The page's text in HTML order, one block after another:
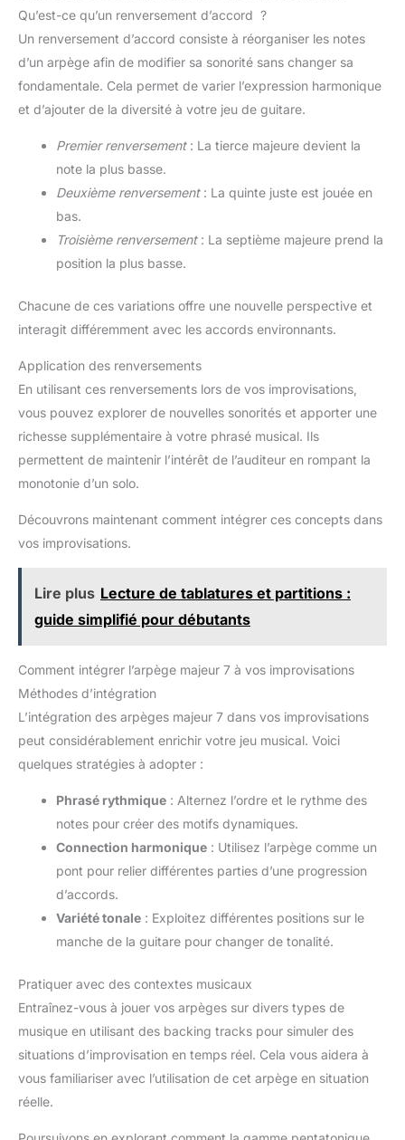
Qu’est-ce qu’un renversement d’accord ?
Un renversement d’accord consiste à réorganiser les notes
d’un arpège afin de modifier sa sonorité sans changer sa
fondamentale. Cela permet de varier l’expression harmonique
et d’ajouter de la diversité à votre jeu de guitare.
Premier renversement: La tierce majeure devient la
note la plus basse.
Deuxième renversement: La quinte juste est jouée en
bas.
Troisième renversement: La septième majeure prend la
position la plus basse.
Chacune de ces variations offre une nouvelle perspective et
interagit différemment avec les accords environnants.
Application des renversements
En utilisant ces renversements lors de vos improvisations,
vous pouvez explorer de nouvelles sonorités et apporter une
richesse supplémentaire à votre phrasé musical. Ils
permettent de maintenir l’intérêt de l’auditeur en rompant la
monotonie d’un solo.
Découvrons maintenant comment intégrer ces concepts dans
vos improvisations.
Lire plus Lecture de tablatures et partitions :
guide simplifié pour débutants
Comment intégrer l’arpège majeur 7 à vos improvisations
Méthodes d’intégration
L’intégration des arpèges majeur 7 dans vos improvisations
peut considérablement enrichir votre jeu musical. Voici
quelques stratégies à adopter :
Phrasé rythmique : Alternez l’ordre et le rythme des
notes pour créer des motifs dynamiques.
Connection harmonique : Utilisez l’arpège comme un
pont pour relier différentes parties d’une progression
d’accords.
Variété tonale : Exploitez différentes positions sur le
manche de la guitare pour changer de tonalité.
Pratiquer avec des contextes musicaux
Entraînez-vous à jouer vos arpèges sur divers types de
musique en utilisant des backing tracks pour simuler des
situations d’improvisation en temps réel. Cela vous aidera à
vous familiariser avec l’utilisation de cet arpège en situation
réelle.